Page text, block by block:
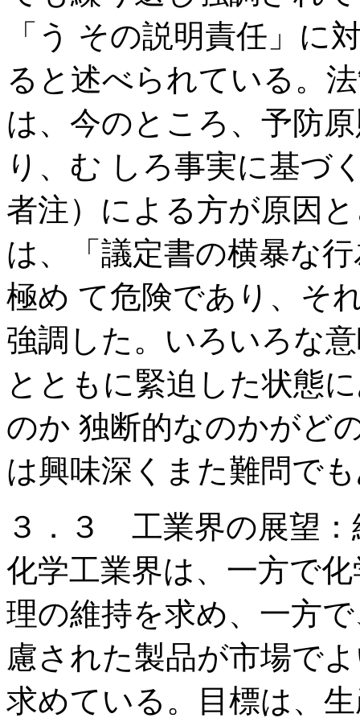
「う その説明責任」に
ると述べられている。
は、今のところ、予防
り、む しろ事実に基づ
者注）による方が原因
は、「議定書の横暴な
極め て危険であり、そ
強調した。いろいろな
とともに緊迫した状態
のか 独断的なのかがど
は興味深くまた難問で
３．３ 工業界の展望：
化学工業界は、一方で
理の維持を求め、一方
慮された製品が市場で
求めている。目標は、